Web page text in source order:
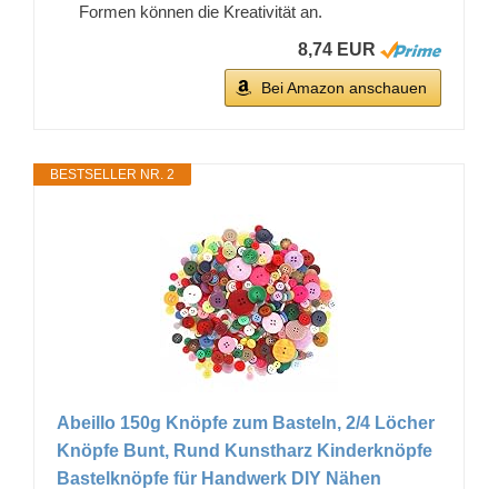
Formen können die Kreativität an.
8,74 EUR
Bei Amazon anschauen
BESTSELLER NR. 2
Abeillo 150g Knöpfe zum Basteln, 2/4 Löcher
Knöpfe Bunt, Rund Kunstharz Kinderknöpfe
Bastelknöpfe für Handwerk DIY Nähen